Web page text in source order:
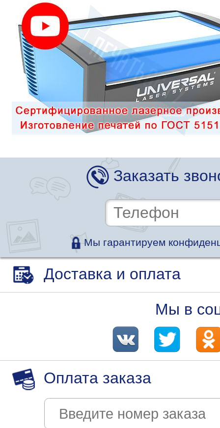
Заказать
Мы гарантируем
Доставка и оплата
Мы в
Оплата заказа